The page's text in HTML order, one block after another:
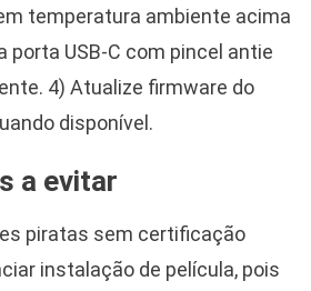
temperatura ambiente acima
porta USB-C com pincel antie
4) Atualize firmware do
disponível.
a evitar
piratas sem certificação
instalação de película, pois